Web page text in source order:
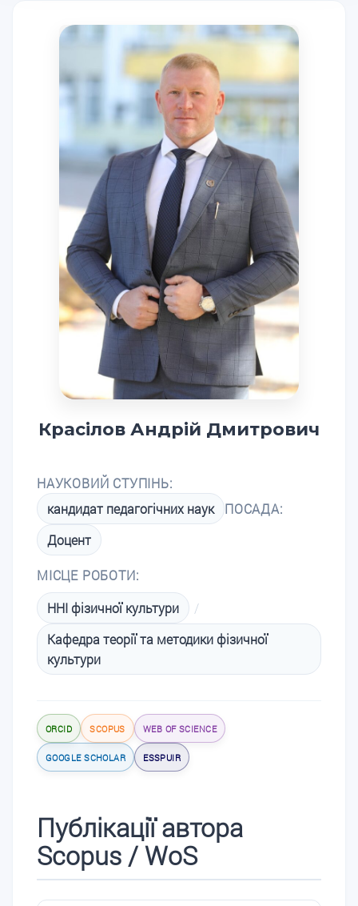
Красілов Андрій Дмитрович
НАУКОВИЙ СТУПІНЬ:
кандидат педагогічних наук
ПОСАДА:
Доцент
МІСЦЕ РОБОТИ:
ННІ фізичної культури
/
Кафедра теорії та методики фізичної
культури
ORCID SCOPUS WEB OF SCIENCE
GOOGLE SCHOLAR ESSPUIR
Публікації автора
Scopus / WoS